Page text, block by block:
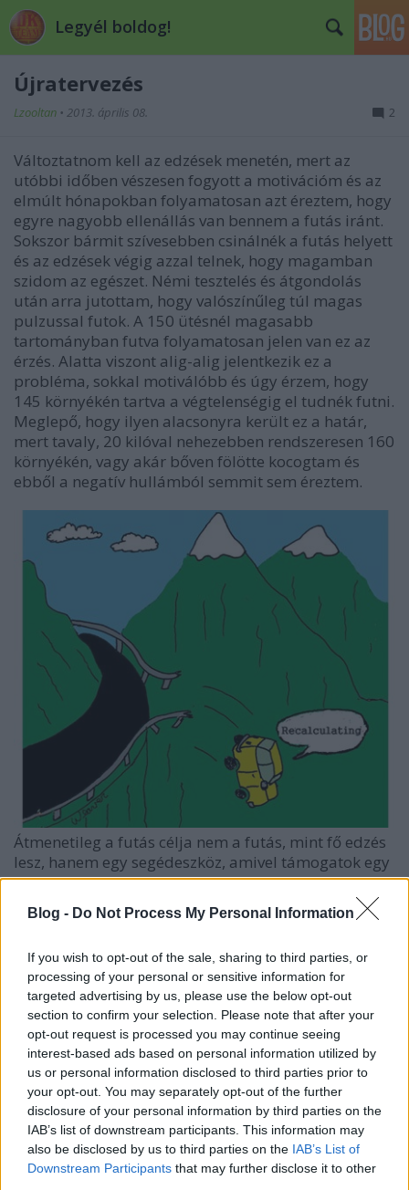
Blog - Do Not Process My Personal Information
If you wish to opt-out of the sale, sharing to third parties, or
processing of your personal or sensitive information for
targeted advertising by us, please use the below opt-out
section to confirm your selection. Please note that after your
opt-out request is processed you may continue seeing
interest-based ads based on personal information utilized by
us or personal information disclosed to third parties prior to
your opt-out. You may separately opt-out of the further
disclosure of your personal information by third parties on the
IAB’s list of downstream participants. This information may
also be disclosed by us to third parties on the IAB’s List of
Downstream Participants that may further disclose it to other
Legyél boldog!
Újratervezés
Lzooltan • 2013. április 08. 2
Változtatnom kell az edzések menetén, mert az
utóbbi időben vészesen fogyott a motivációm és az
elmúlt hónapokban folyamatosan azt éreztem, hogy
egyre nagyobb ellenállás van bennem a futás iránt.
Sokszor bármit szívesebben csinálnék a futás helyett
és az edzések végig azzal telnek, hogy magamban
szidom az egészet. Némi tesztelés és átgondolás
után arra jutottam, hogy valószínűleg túl magas
pulzussal futok. A 150 ütésnél magasabb
tartományban futva folyamatosan jelen van ez az
érzés. Alatta viszont alig-alig jelentkezik ez a
probléma, sokkal motiválóbb és úgy érzem, hogy
145 környékén tartva a végtelenségig el tudnék futni.
Meglepő, hogy ilyen alacsonyra került ez a határ,
mert tavaly, 20 kilóval nehezebben rendszeresen 160
környékén, vagy akár bőven fölötte kocogtam és
ebből a negatív hullámból semmit sem éreztem.
Átmenetileg a futás célja nem a futás, mint fő edzés
lesz, hanem egy segédeszköz, amivel támogatok egy
másik tevékenységet. Ez lehet közlekedés, hobbi,
célversenyre készülés. Ezzel remélhetőleg minden
egyes futásnak tudok értelmet adni és nem a
fogok rágódni és szorongani folyamatosan. Azt az
utat szeretném megtalálni, amivel ismét annyira jól
érzem magam futás közben, mint amilyen jó volt
tavaly tavasszal.
Továbbra is törekedni fogok a heti öt futásra. Hétfő
és péntek pihenő, amikor futás nincs, helyette
kerékpárral megyek. Kedd-szerda-csütörtökön pedig
a munkából futva megyek haza. Ha tudnék
zuhanyozni az irodában, akár reggel is mehetnék
futva, de egyelőre ez nem megoldott. A mostani
terveim szerint így fog összeállni a heti terv: